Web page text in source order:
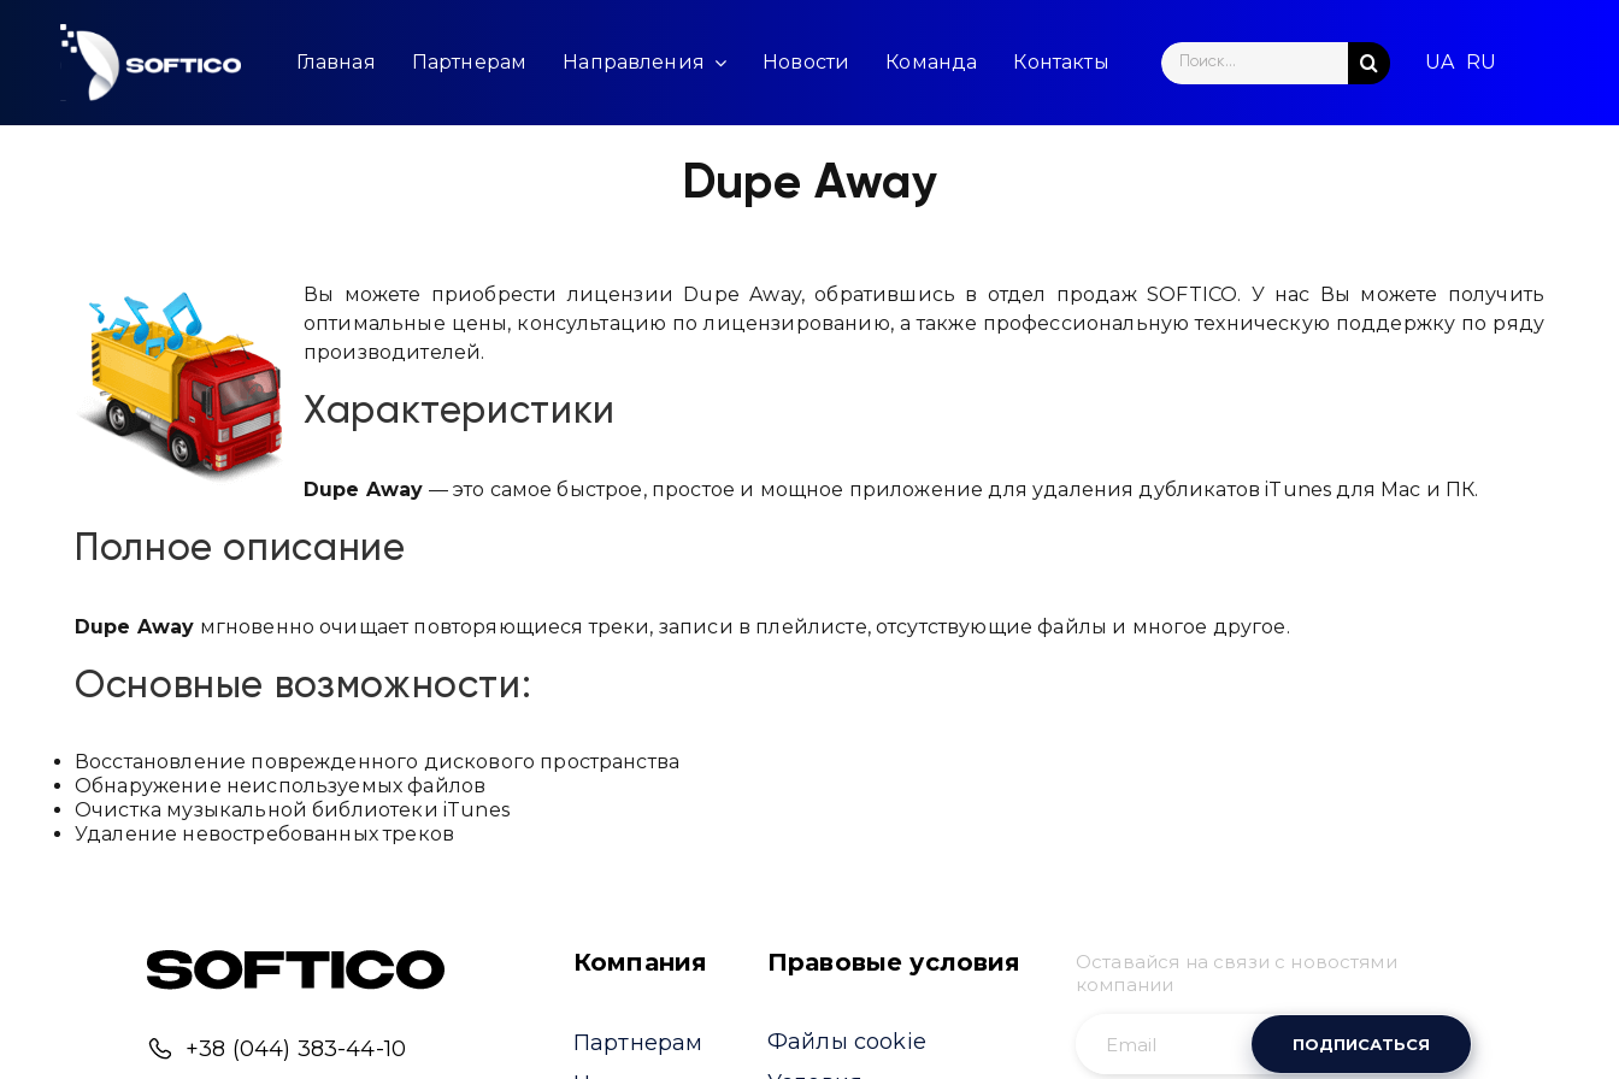
content
Главная Партнерам Направления Новости Команда Контакты
Search
for:
Dupe Away
Вы можете приобрести лицензии Dupe Away, обратившись в отдел продаж SOFTICO. У нас Вы можете получить
оптимальные цены, консультацию по лицензированию, а также профессиональную техническую поддержку по ряду
производителей.
Характеристики
Dupe Away — это самое быстрое, простое и мощное приложение для удаления дубликатов iTunes для Mac и ПК.
Полное описание
Dupe Away мгновенно очищает повторяющиеся треки, записи в плейлисте, отсутствующие файлы и многое другое.
Основные возможности:
Восстановление поврежденного дискового пространства
Обнаружение неиспользуемых файлов
Очистка музыкальной библиотеки iTunes
Удаление невостребованных треков
+38 (044) 383-44-10
Компания
Партнерам
Правовые условия
Файлы cookie
Оставайся на связи с новостями
компании
ПОДПИСАТЬСЯ
Ми зазвичай відповідаємо дуже швидко
Надіслати повідомлення